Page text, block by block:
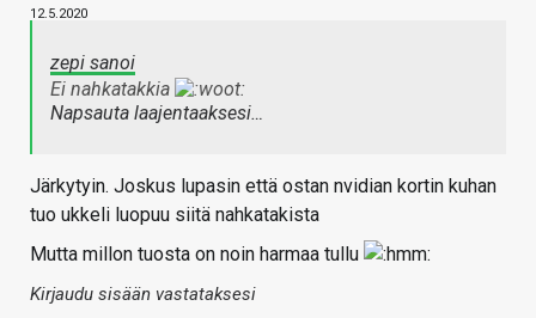
12.5.2020
zepi sanoi
Ei nahkatakkia
Napsauta laajentaaksesi…
Järkytyin. Joskus lupasin että ostan nvidian kortin kuhan
tuo ukkeli luopuu siitä nahkatakista
Mutta millon tuosta on noin harmaa tullu
Kirjaudu sisään vastataksesi